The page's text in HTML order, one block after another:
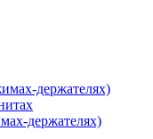
держателях)
держателях)